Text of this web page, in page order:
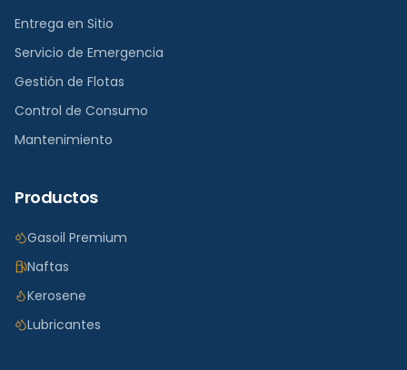
Entrega en Sitio
Servicio de Emergencia
Gestión de Flotas
Control de Consumo
Mantenimiento
Productos
Gasoil Premium
Naftas
Kerosene
Lubricantes